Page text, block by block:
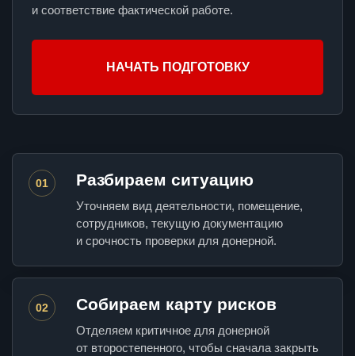
и соответствие фактической работе.
НАЧАТЬ ПОДГОТОВКУ
01 Разбираем ситуацию
Уточняем вид деятельности, помещение,
сотрудников, текущую документацию
и срочность проверки для донерной.
02 Собираем карту рисков
Отделяем критичное для донерной
от второстепенного, чтобы сначала закрыть